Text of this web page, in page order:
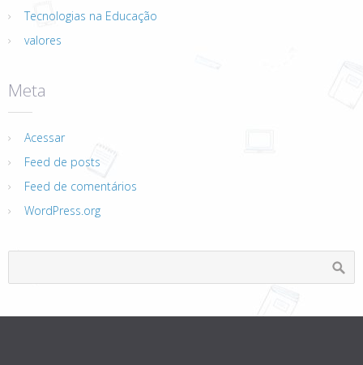
Tecnologias na Educação
valores
Meta
Acessar
Feed de posts
Feed de comentários
WordPress.org